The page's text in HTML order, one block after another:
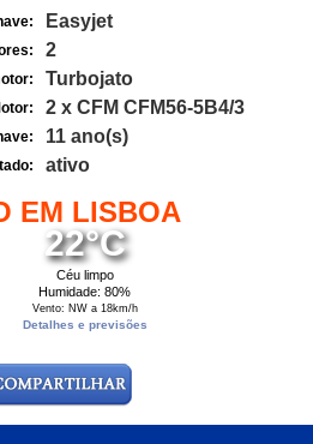
Easyjet
2
Turbojato
2 x CFM CFM56-5B4/3
11 ano(s)
ativo
EM LISBOA
22°C
Céu limpo
Humidade: 80%
Vento: NW a 18km/h
Detalhes e previsões